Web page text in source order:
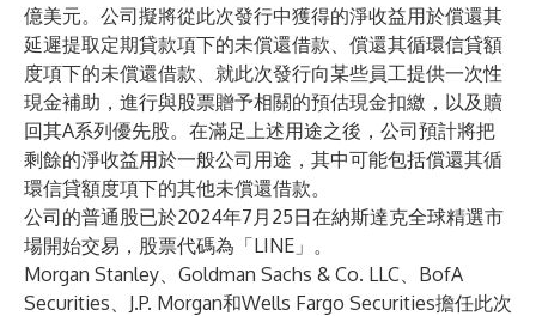
億美元。公司擬將從此次發行中獲得的淨收益用於償還其
延遲提取定期貸款項下的未償還借款、償還其循環信貸額
度項下的未償還借款、就此次發行向某些員工提供一次性
現金補助，進行與股票贈予相關的預估現金扣繳，以及贖
回其A系列優先股。在滿足上述用途之後，公司預計將把
剩餘的淨收益用於一般公司用途，其中可能包括償還其循
環信貸額度項下的其他未償還借款。
公司的普通股已於2024年7月25日在納斯達克全球精選市
場開始交易，股票代碼為「LINE」。
Morgan Stanley、Goldman Sachs & Co. LLC、BofA
Securities、J.P. Morgan和Wells Fargo Securities擔任此次